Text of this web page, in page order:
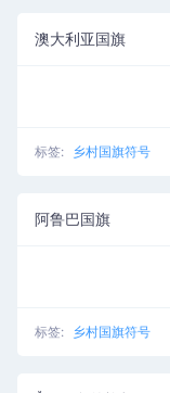
澳大利亚国旗
标签: 乡村国旗符号
阿鲁巴国旗
标签: 乡村国旗符号